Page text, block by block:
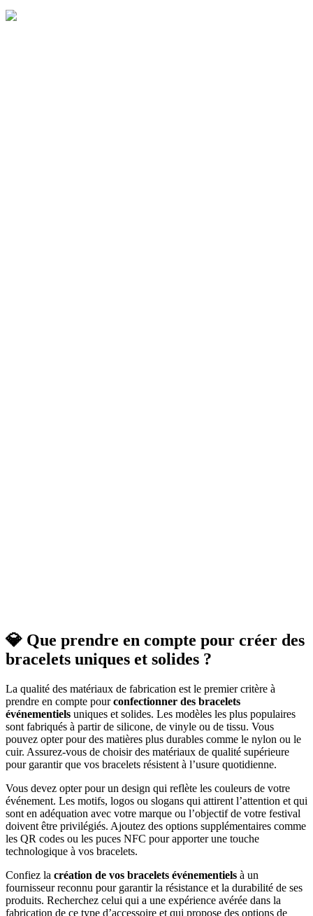
💎 Que prendre en compte pour créer des
bracelets uniques et solides ?
La qualité des matériaux de fabrication est le premier critère à
prendre en compte pourconfectionner des bracelets
événementiels uniques et solides. Les modèles les plus populaires
sont fabriqués à partir de silicone, de vinyle ou de tissu. Vous
pouvez opter pour des matières plus durables comme le nylon ou le
cuir. Assurez-vous de choisir des matériaux de qualité supérieure
pour garantir que vos bracelets résistent à l’usure quotidienne.
Vous devez opter pour un design qui reflète les couleurs de votre
événement. Les motifs, logos ou slogans qui attirent l’attention et qui
sont en adéquation avec votre marque ou l’objectif de votre festival
doivent être privilégiés. Ajoutez des options supplémentaires comme
les QR codes ou les puces NFC pour apporter une touche
technologique à vos bracelets.
Confiez la création de vos bracelets événementiels à un
fournisseur reconnu pour garantir la résistance et la durabilité de ses
produits. Recherchez celui qui a une expérience avérée dans la
fabrication de ce type d’accessoire et qui propose des options de